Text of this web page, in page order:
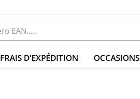
FRAIS D'EXPÉDITION OCCASIONS